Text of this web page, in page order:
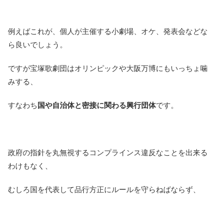
例えばこれが、個人が主催する小劇場、オケ、発表会などな
ら良いでしょう。
ですが宝塚歌劇団はオリンピックや大阪万博にもいっちょ噛
みする、
すなわち 国や自治体と密接に関わる興行団体です。
政府の指針を丸無視するコンプラインス違反なことを出来る
わけもなく、
むしろ国を代表して品行方正にルールを守らねばならず、